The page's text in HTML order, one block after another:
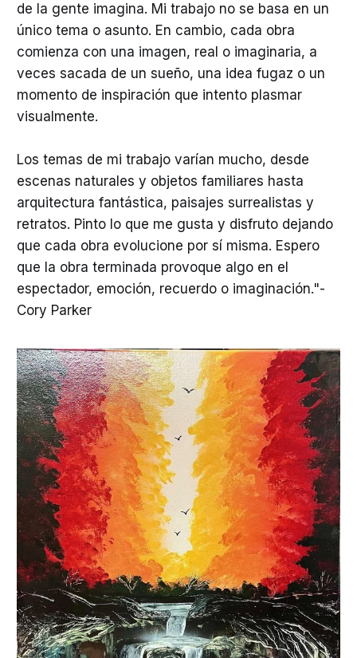
de la gente imagina. Mi trabajo no se basa en un
único tema o asunto. En cambio, cada obra
comienza con una imagen, real o imaginaria, a
veces sacada de un sueño, una idea fugaz o un
momento de inspiración que intento plasmar
visualmente.
Los temas de mi trabajo varían mucho, desde
escenas naturales y objetos familiares hasta
arquitectura fantástica, paisajes surrealistas y
retratos. Pinto lo que me gusta y disfruto dejando
que cada obra evolucione por sí misma. Espero
que la obra terminada provoque algo en el
espectador, emoción, recuerdo o imaginación."-
Cory Parker